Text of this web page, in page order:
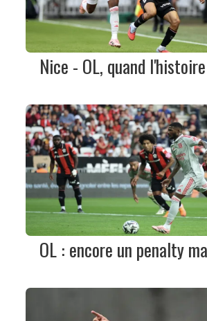
Nice - OL, quand
OL : encore un penalty